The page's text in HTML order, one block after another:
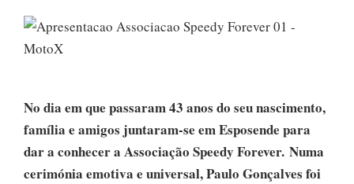
No dia em que passaram 43 anos do seu nascimento,
família e amigos juntaram-se em Esposende para
dar a conhecer a Associação Speedy Forever. Numa
cerimónia emotiva e universal, Paulo Gonçalves foi